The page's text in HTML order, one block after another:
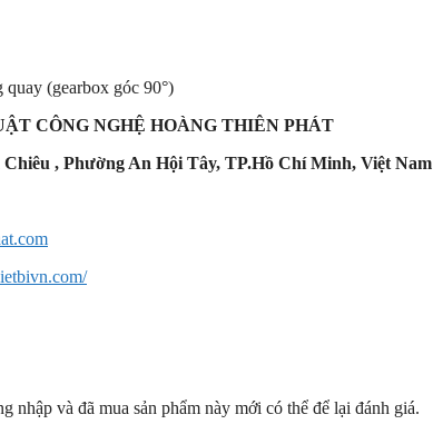
(gearbox góc 90°)
CÔNG NGHỆ HOÀNG THIÊN PHÁT
Chiêu , Phường An Hội Tây, TP.Hồ Chí Minh, Việt Nam
nhập và đã mua sản phẩm này mới có thể để lại đánh giá.